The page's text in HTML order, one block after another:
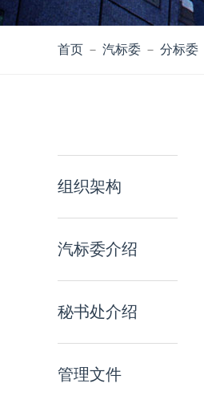
首页 － 汽标委 － 分标委
组织架构
汽标委介绍
秘书处介绍
管理文件